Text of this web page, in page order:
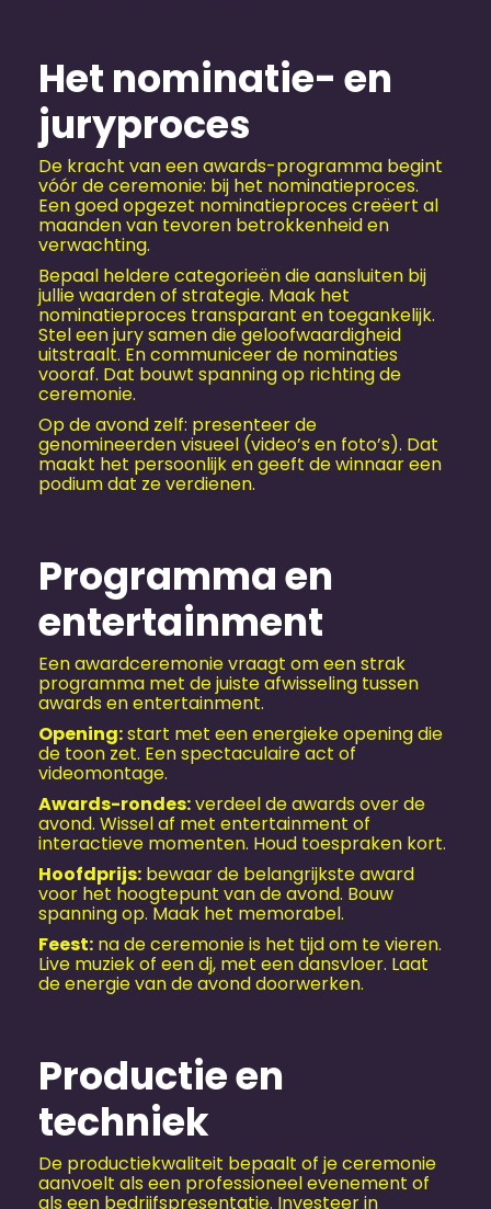
Het nominatie- en
juryproces
De kracht van een awards-programma begint
vóór de ceremonie: bij het nominatieproces.
Een goed opgezet nominatieproces creëert al
maanden van tevoren betrokkenheid en
verwachting.
Bepaal heldere categorieën die aansluiten bij
jullie waarden of strategie. Maak het
nominatieproces transparant en toegankelijk.
Stel een jury samen die geloofwaardigheid
uitstraalt. En communiceer de nominaties
vooraf. Dat bouwt spanning op richting de
ceremonie.
Op de avond zelf: presenteer de
genomineerden visueel (video’s en foto’s). Dat
maakt het persoonlijk en geeft de winnaar een
podium dat ze verdienen.
Programma en
entertainment
Een awardceremonie vraagt om een strak
programma met de juiste afwisseling tussen
awards en entertainment.
Opening:start met een energieke opening die
de toon zet. Een spectaculaire act of
videomontage.
Awards-rondes:verdeel de awards over de
avond. Wissel af met entertainment of
interactieve momenten. Houd toespraken kort.
Hoofdprijs: bewaar de belangrijkste award
voor het hoogtepunt van de avond. Bouw
spanning op. Maak het memorabel.
Feest: na de ceremonie is het tijd om te vieren.
Live muziek of een dj, met een dansvloer. Laat
de energie van de avond doorwerken.
Productie en
techniek
De productiekwaliteit bepaalt of je ceremonie
aanvoelt als een professioneel evenement of
als een bedrijfspresentatie. Investeer in